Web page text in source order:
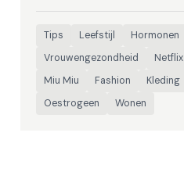
Tips Leefstijl Hormonen
Vrouwengezondheid
Netflix
Miu Miu
Fashion Kleding
Oestrogeen
Wonen